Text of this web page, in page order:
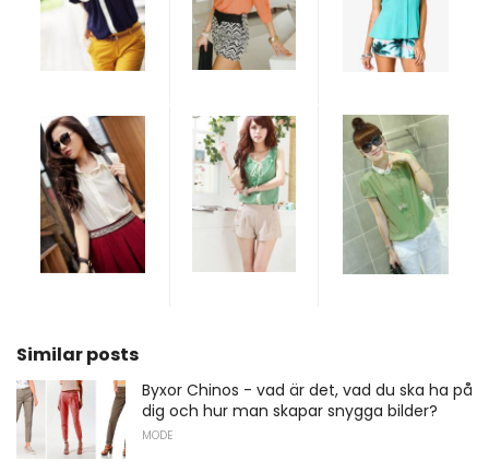
Similar posts
Byxor Chinos - vad är det, vad du ska ha på
dig och hur man skapar snygga bilder?
MODE